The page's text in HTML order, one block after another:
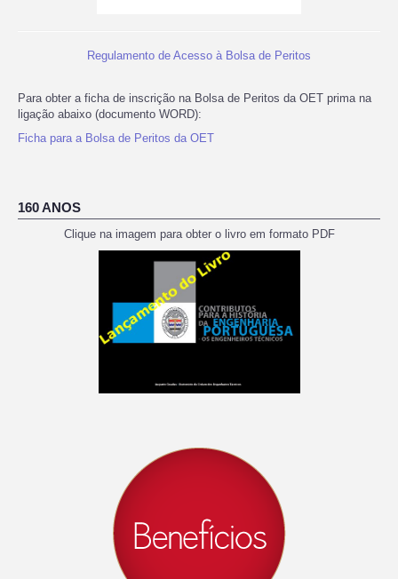
Regulamento de Acesso à Bolsa de Peritos
Para obter a ficha de inscrição na Bolsa de Peritos da OET prima na
ligação abaixo (documento WORD):
Ficha para a Bolsa de Peritos da OET
160 ANOS
Clique na imagem para obter o livro em formato PDF